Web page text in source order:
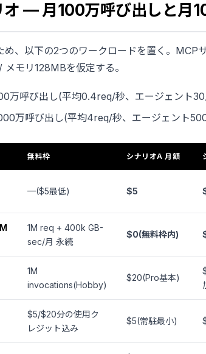
オ — 月100万呼び出しと月
め、以下の2つのワークロードを置く。MCP
モリ128MBを仮定する。
万呼び出し(平均0.4req/秒、エージェント
万呼び出し(平均4req/秒、エージェント
無料枠 シナリオA 月額
—($5最低) $5
1M req + 400k GB-
sec/月 永続
$0(無料枠内)
1M
invocations(Hobby)
$20(Pro基本)
$5/$20分の使用ク
レジット込み
$5(常駐最小)